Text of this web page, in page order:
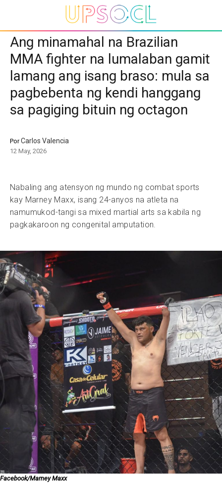
Ang minamahal na Brazilian
MMA fighter na lumalaban gamit
lamang ang isang braso: mula sa
pagbebenta ng kendi hanggang
sa pagiging bituin ng octagon
PorCarlos Valencia
12 May, 2026
Nabaling ang atensyon ng mundo ng combat sports
kay Marney Maxx, isang 24-anyos na atleta na
namumukod-tangi sa mixed martial arts sa kabila ng
pagkakaroon ng congenital amputation.
Facebook/Marney Maxx